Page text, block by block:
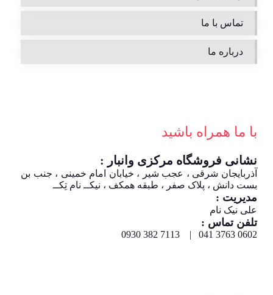
تماس با ما
درباره ما
با ما همراه باشید
نشانی فروشگاه مرکزی وانبار :
آذربایجان شرقی ، عجب شیر ، خیابان امام خمینی ، جنب بن
بست دانش ، پلاک صفر ، طبقه همکف ، نیکــ نام تِکــ
مدیریت :
علی نیک نام
تلفن تماس :
0602 3763 041 | 7113 382 0930